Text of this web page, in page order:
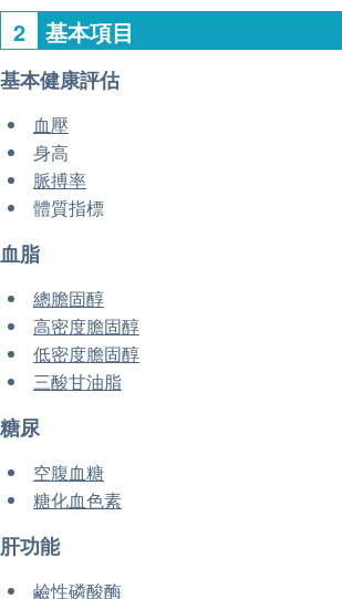
2 基本項目
基本健康評估
血壓
身高
脈搏率
體質指標
血脂
總膽固醇
高密度膽固醇
低密度膽固醇
三酸甘油脂
糖尿
空腹血糖
糖化血色素
肝功能
鹼性磷酸酶